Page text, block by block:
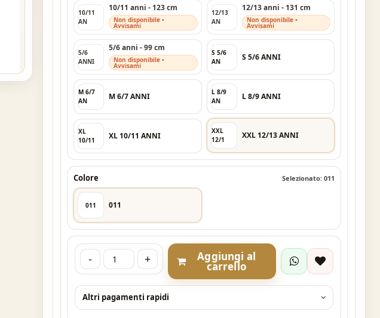
10/11
AN
10/11 anni - 123 cm
Non disponibile •
Avvisami
12/13
AN
12/13 anni - 131 cm
Non disponibile •
Avvisami
5/6
ANNI
5/6 anni - 99 cm
Non disponibile •
Avvisami
S 5/6
AN
S 5/6 ANNI
M 6/7
AN
M 6/7 ANNI
L 8/9
AN
L 8/9 ANNI
XL
10/11
XL 10/11 ANNI
XXL
12/1
XXL 12/13 ANNI
Colore Selezionato: 011
011 011
- + Aggiungi al
carrello
Altri pagamenti rapidi